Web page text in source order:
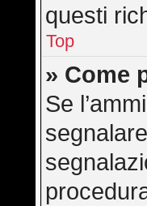
questi
Top
» Come
Se